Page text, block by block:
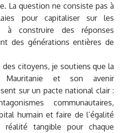
La question ne consiste pas à
pour capitaliser sur les
à construire des réponses
des générations entières de
citoyens, je soutiens que la
et son avenir
sur un pacte national clair :
communautaires,
humain et faire de l’égalité
réalité tangible pour chaque